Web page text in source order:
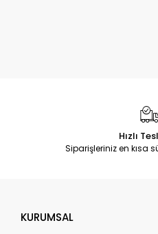
Hızlı
Siparişleriniz en kısa
KURUMSAL